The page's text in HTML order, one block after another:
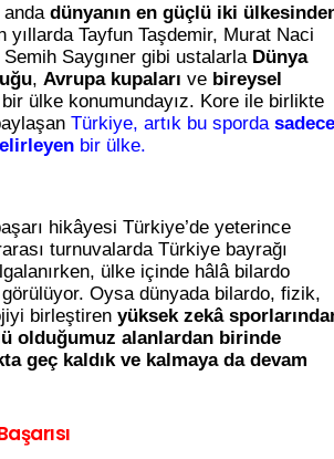
dünyanın en güçlü iki
yıllarda Tayfun Taşdemir, Murat Naci
Saygıner gibi ustalarla Dünya
, Avrupa kupaları ve bireysel
ülke konumundayız. Kore ile birlikte
Türkiye, artık bu sporda sadece
bir ülke.
hikâyesi Türkiye’de yeterince
turnuvalarda Türkiye bayrağı
ülke içinde hâlâ bilardo
Oysa dünyada bilardo, fizik,
birleştiren yüksek zekâ
olduğumuz alanlardan birinde
geç kaldık ve kalmaya da devam